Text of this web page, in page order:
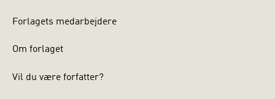
Forlagets medarbejdere
Om forlaget
Vil du være forfatter?